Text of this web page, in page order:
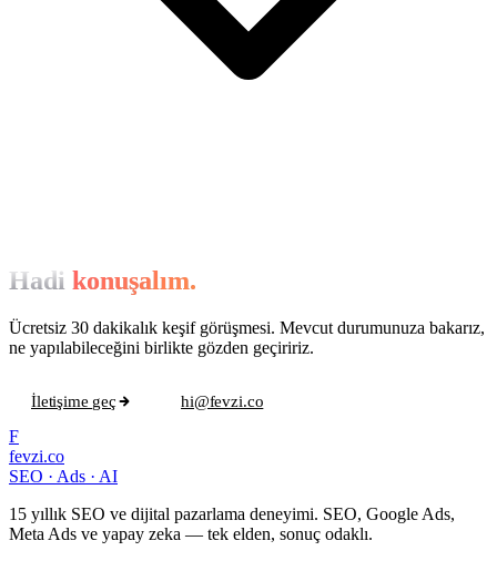
Hadi konuşalım.
Ücretsiz 30 dakikalık keşif görüşmesi. Mevcut durumunuza bakarız,
ne yapılabileceğini birlikte gözden geçiririz.
İletişime geç
hi@fevzi.co
F
fevzi.co
SEO · Ads · AI
15 yıllık SEO ve dijital pazarlama deneyimi. SEO, Google Ads,
Meta Ads ve yapay zeka — tek elden, sonuç odaklı.